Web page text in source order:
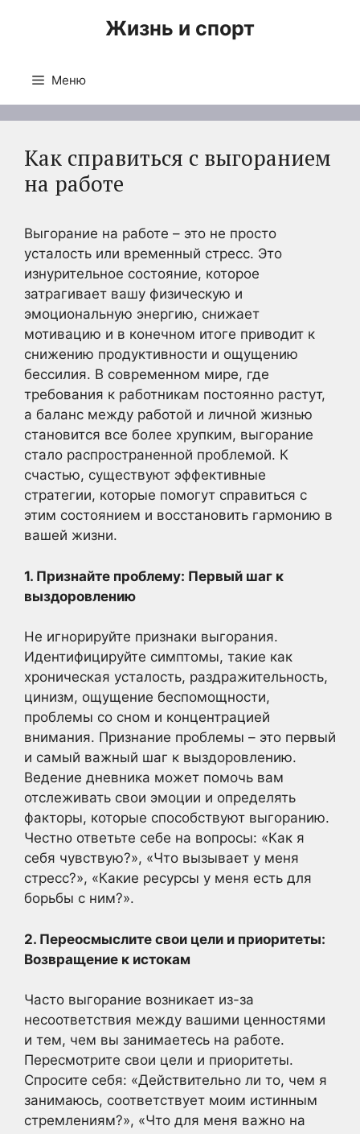
Жизнь и спорт
Меню
Как справиться с выгоранием
на работе
Выгорание на работе – это не просто
усталость или временный стресс. Это
изнурительное состояние, которое
затрагивает вашу физическую и
эмоциональную энергию, снижает
мотивацию и в конечном итоге приводит к
снижению продуктивности и ощущению
бессилия. В современном мире, где
требования к работникам постоянно растут,
а баланс между работой и личной жизнью
становится все более хрупким, выгорание
стало распространенной проблемой. К
счастью, существуют эффективные
стратегии, которые помогут справиться с
этим состоянием и восстановить гармонию в
вашей жизни.
1. Признайте проблему: Первый шаг к
выздоровлению
Не игнорируйте признаки выгорания.
Идентифицируйте симптомы, такие как
хроническая усталость, раздражительность,
цинизм, ощущение беспомощности,
проблемы со сном и концентрацией
внимания. Признание проблемы – это первый
и самый важный шаг к выздоровлению.
Ведение дневника может помочь вам
отслеживать свои эмоции и определять
факторы, которые способствуют выгоранию.
Честно ответьте себе на вопросы: «Как я
себя чувствую?», «Что вызывает у меня
стресс?», «Какие ресурсы у меня есть для
борьбы с ним?».
2. Переосмыслите свои цели и приоритеты:
Возвращение к истокам
Часто выгорание возникает из-за
несоответствия между вашими ценностями
и тем, чем вы занимаетесь на работе.
Пересмотрите свои цели и приоритеты.
Спросите себя: «Действительно ли то, чем я
занимаюсь, соответствует моим истинным
стремлениям?», «Что для меня важно на